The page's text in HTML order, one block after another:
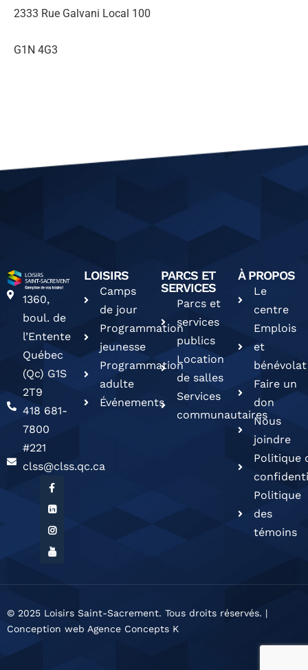
2333 Rue Galvani Local 100
G1N 4G3
1360,
boul. de
l’Entente
Québec
(Qc) G1S
2T9
418 681-
7800
#221
clss@clss.qc.ca
LOISIRS
Camps
de jour
Programmation
jeunesse
Programmation
adulte
Événements
PARCS ET
SERVICES
Parcs et
services
publics
Location
de salles
Services
communautaires
À PROPOS
Le
centre
Emplois
et
bénévolat
Faire un
don
Nous
joindre
Politique
Politique
des
témoins
© 2025 Loisirs Saint-Sacrement. Tous droits réservés. |
Conception web Agence Concepts K